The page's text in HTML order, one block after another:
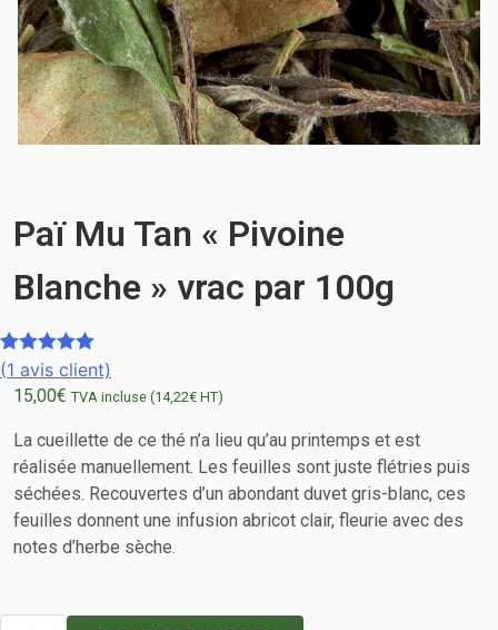
Paï Mu Tan « Pivoine
Blanche » vrac par 100g
Noté5.00
sur 5
1
notation
client
(1 avis client)
15,00€ TVA incluse (14,22€ HT)
La cueillette de ce thé n’a lieu qu’au printemps et est
réalisée manuellement. Les feuilles sont juste flétries puis
séchées. Recouvertes d’un abondant duvet gris-blanc, ces
feuilles donnent une infusion abricot clair, fleurie avec des
notes d’herbe sèche.